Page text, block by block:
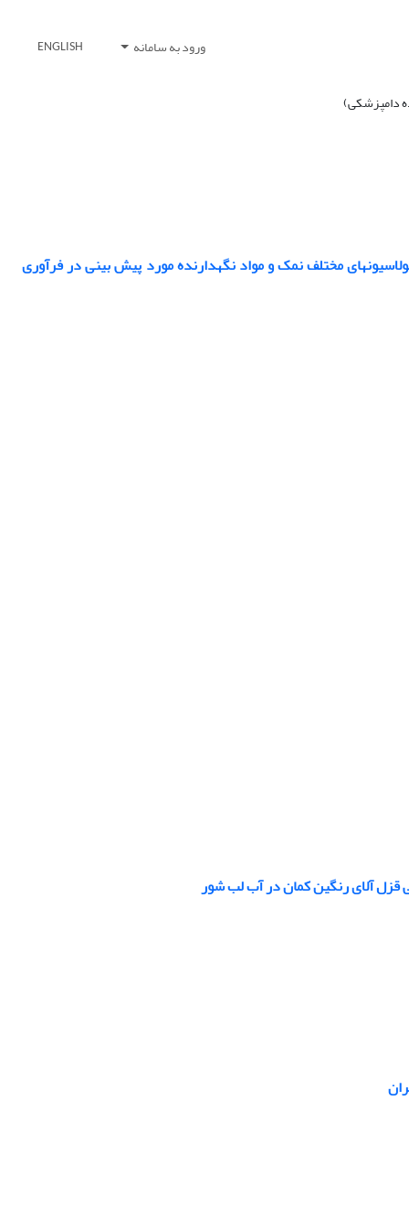
ورود به سامانه ENGLISH
مختلف نمک و مواد نگهدارنده مورد پیش بینی در فرآوری
قزل آلای رنگین کمان در آب لب شور